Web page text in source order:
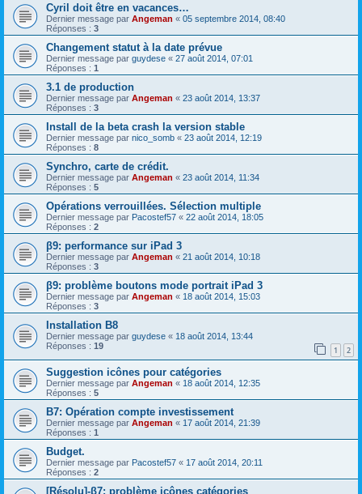
Cyril doit être en vacances…
Dernier message par Angeman « 05 septembre 2014, 08:40
Réponses : 3
Changement statut à la date prévue
Dernier message par guydese « 27 août 2014, 07:01
Réponses : 1
3.1 de production
Dernier message par Angeman « 23 août 2014, 13:37
Réponses : 3
Install de la beta crash la version stable
Dernier message par nico_somb « 23 août 2014, 12:19
Réponses : 8
Synchro, carte de crédit.
Dernier message par Angeman « 23 août 2014, 11:34
Réponses : 5
Opérations verrouillées. Sélection multiple
Dernier message par Pacostef57 « 22 août 2014, 18:05
Réponses : 2
β9: performance sur iPad 3
Dernier message par Angeman « 21 août 2014, 10:18
Réponses : 3
β9: problème boutons mode portrait iPad 3
Dernier message par Angeman « 18 août 2014, 15:03
Réponses : 3
Installation B8
Dernier message par guydese « 18 août 2014, 13:44
Réponses : 19 1 2
Suggestion icônes pour catégories
Dernier message par Angeman « 18 août 2014, 12:35
Réponses : 5
B7: Opération compte investissement
Dernier message par Angeman « 17 août 2014, 21:39
Réponses : 1
Budget.
Dernier message par Pacostef57 « 17 août 2014, 20:11
Réponses : 2
[Résolu]-β7: problème icônes catégories